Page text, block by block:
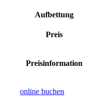
Aufbettung
Preis
Preisinformation
online buchen